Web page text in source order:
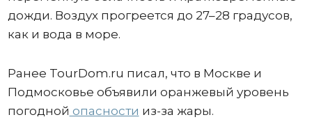
дожди. Воздух прогреется до 27–28 градусов,
как и вода в море.
Ранее TourDom.ru писал, что в Москве и
Подмосковье объявили оранжевый уровень
погодной опасности из-за жары.